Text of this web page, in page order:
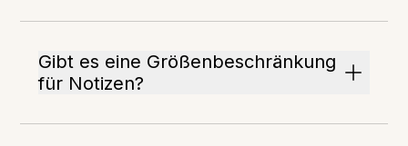
Gibt es eine Größenbeschränkung
für Notizen?